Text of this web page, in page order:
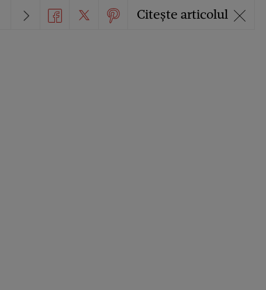
Citește articolul